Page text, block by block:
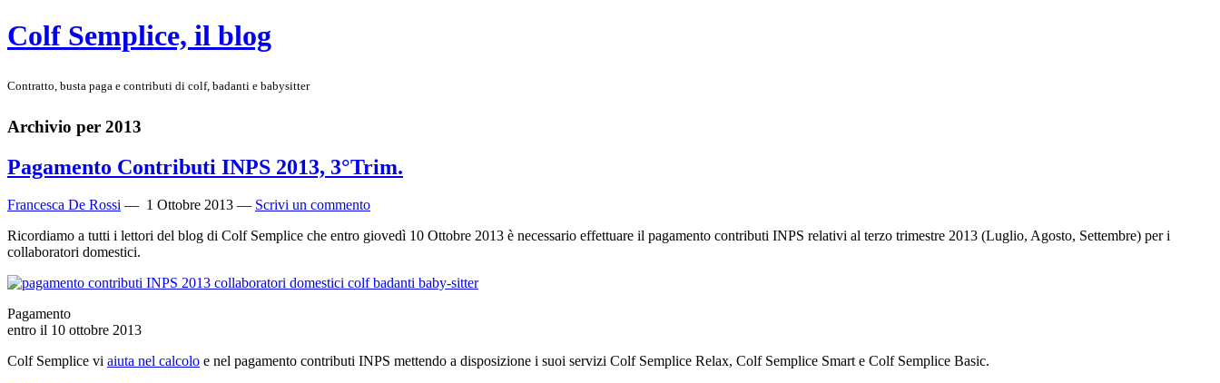
Colf Semplice, il blog
Contratto, busta paga e contributi di colf, badanti e babysitter
Archivio per 2013
Pagamento Contributi INPS 2013, 3°Trim.
Francesca De Rossi — 1 Ottobre 2013 — Scrivi un commento
Ricordiamo a tutti i lettori del blog di Colf Semplice che entro giovedì 10 Ottobre 2013 è necessario effettuare il pagamento contributi INPS relativi al terzo trimestre 2013 (Luglio, Agosto, Settembre) per i
collaboratori domestici.
Pagamento
entro il 10 ottobre 2013
Colf Semplice vi aiuta nel calcolo e nel pagamento contributi INPS mettendo a disposizione i suoi servizi Colf Semplice Relax, Colf Semplice Smart e Colf Semplice Basic.